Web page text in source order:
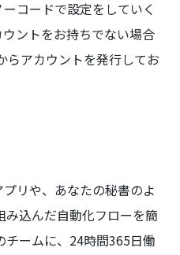
コードで設定をしていく
ントをお持ちでない場合
らアカウントを発行してお
リや、あなたの秘書のよ
み込んだ自動化フローを簡
チームに、24時間365日働